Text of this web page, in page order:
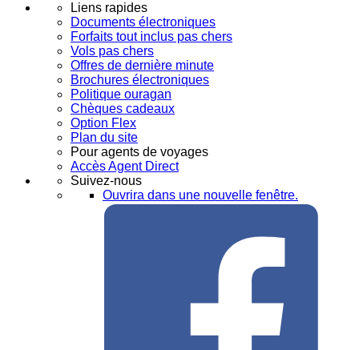
Liens rapides
Documents électroniques
Forfaits tout inclus pas chers
Vols pas chers
Offres de dernière minute
Brochures électroniques
Politique ouragan
Chèques cadeaux
Option Flex
Plan du site
Pour agents de voyages
Accès Agent Direct
Suivez-nous
Ouvrira dans une nouvelle fenêtre.